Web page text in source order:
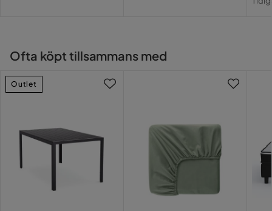
Övrigt
Stil
Dyna ingår
Utomhus
Färg ben Svart
Ofta köpt tillsammans med
Outlet